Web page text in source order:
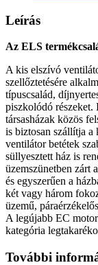
Leírás
Az ELS
A kis elszívó
szellőztetésére
típuscsalád,
piszkolódó részeket.
társasházak közös
is biztosan szállítja a
ventilátor betétek
süllyesztett ház is
üzemszünetben zárt
és egyszerűen a
két vagy három
üzemű,
A legújabb EC
kategória
További